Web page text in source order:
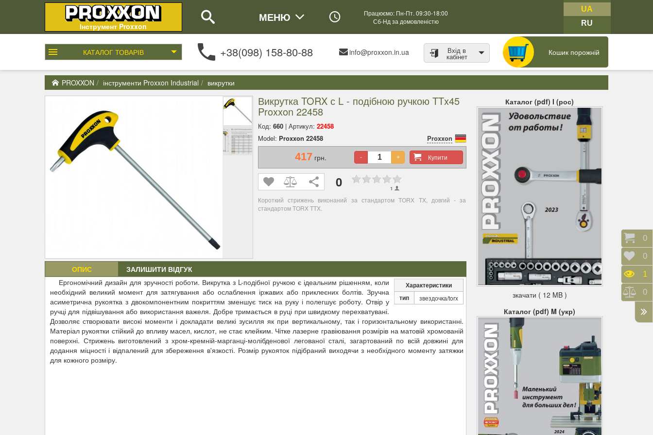
Інструмент Proxxon
МЕНЮ
Працюємо: Пн-Пт. 09:30-18:00
Сб-Нд за домовленістю
UA
RU
КАТАЛОГ ТОВАРІВ +38(098) 158-80-88 info@proxxon.in.ua Вхід в
кабінет Кошик порожній
PROXXON інструменти Proxxon Industrial викрутки
Викрутка TORX с L - подібною ручкою TTx45
Proxxon 22458
Код: 660| Артикул: 22458
Model: Proxxon 22458 Proxxon
417 грн. Купити
- +
0 1
Короткий стрижень виконаний за стандартом TORX TX, довгий - за
стандартом TORX TTX.
ОПИС ЗАЛИШИТИ ВІДГУК
Характеристики
тип
звездочка/torx
Ергономічний дизайн для зручності роботи. Викрутка з L-подібної ручкою є ідеальним рішенням, коли
необхідний великий момент для затягування або ослаблення іржавих або приклеєних болтів. Зручна
асиметрична рукоятка з двокомпонентним покриттям зменшує тиск на руку і полегшує роботу. Отвір у
ручці для підвішування або використання важеля. Добре тримається в руці при швидкому перехватувані.
Дозволяє створювати високі моменти і докладати великі зусилля як при вертикальному, так і горизонтальному використанні.
Матеріал рукоятки стійкий до впливу масел, кислот, не стає клейким. Чітке лазерне гравіювання розмірів на матовій хромованій
поверхні. Стрижень виготовлений з хром-кремній-марганці-молібденової легованої сталі, загартований по всій довжині для
додання міцності і відпалений для збереження в'язкості. Розмір рукояток підібраний виходячи з необхідного моменту затяжки
для кожного розміру.
Каталог (pdf) I (рос)
зкачати ( 12 MB )
Каталог (pdf) M (укр)
0
0
1
0